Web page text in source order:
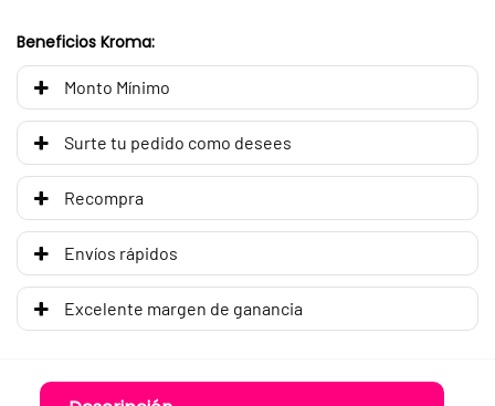
Beneficios Kroma:
Monto Mínimo
Surte tu pedido como desees
Recompra
Envíos rápidos
Excelente margen de ganancia